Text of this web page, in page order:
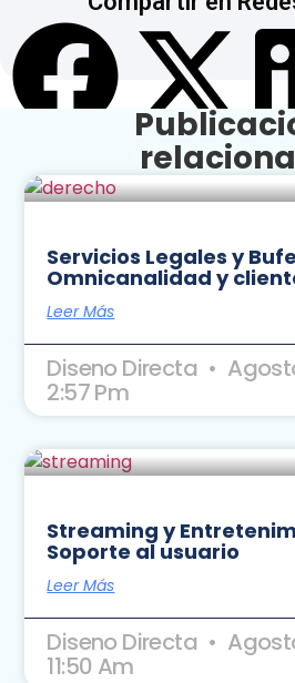
Servicios Legales y
Omnicanalidad y
Leer Más
Diseno Directa
2:57 Pm
Streaming y
Soporte al usuario
Leer Más
Diseno Directa
11:50 Am